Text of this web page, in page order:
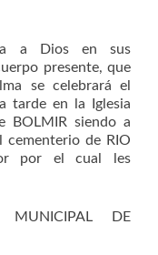
a Dios en sus
presente, que
se celebrará el
tarde en la Iglesia
BOLMIR siendo a
cementerio de RIO
por el cual les
MUNICIPAL DE